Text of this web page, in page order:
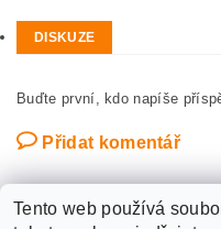
DISKUZE
Buďte první, kdo napíše
Přidat komentář
Tento web používá